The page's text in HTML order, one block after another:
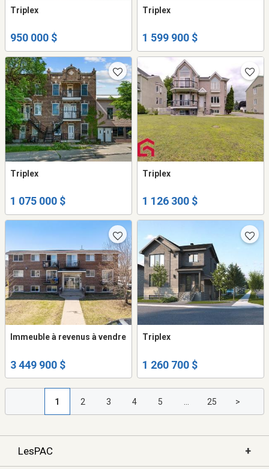
Triplex
950 000 $
Triplex
1 599 900 $
Triplex
1 075 000 $
Triplex
1 126 300 $
Immeuble à revenus à vendre
3 449 900 $
Triplex
1 260 700 $
1 2 3 4 5 25 >
LesPAC +